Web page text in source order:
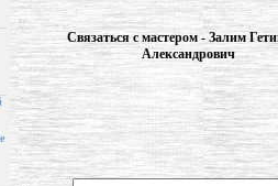
Связаться с мастером - Залим
Александрович